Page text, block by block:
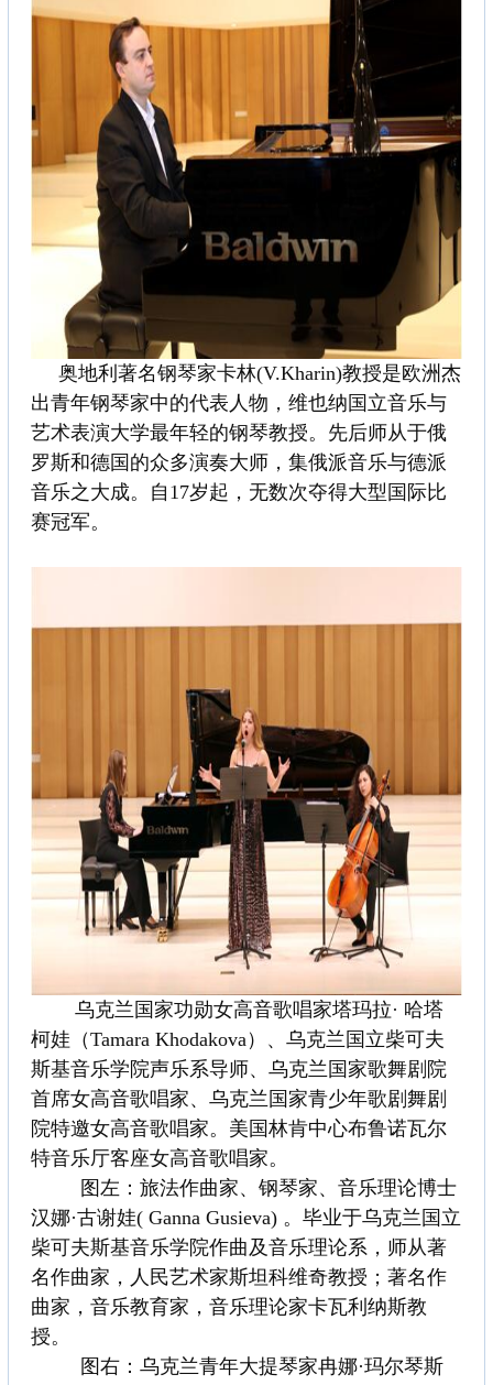
奥地利著名钢琴家卡林(V.Kharin)教授是欧洲杰
出青年钢琴家中的代表人物，维也纳国立音乐与
艺术表演大学最年轻的钢琴教授。先后师从于俄
罗斯和德国的众多演奏大师，集俄派音乐与德派
音乐之大成。自17岁起，无数次夺得大型国际比
赛冠军。
乌克兰国家功勋女高音歌唱家塔玛拉· 哈塔
柯娃（Tamara Khodakova）、乌克兰国立柴可夫
斯基音乐学院声乐系导师、乌克兰国家歌舞剧院
首席女高音歌唱家、乌克兰国家青少年歌剧舞剧
院特邀女高音歌唱家。美国林肯中心布鲁诺瓦尔
特音乐厅客座女高音歌唱家。
图左：旅法作曲家、钢琴家、音乐理论博士
汉娜·古谢娃( Ganna Gusieva) 。毕业于乌克兰国立
柴可夫斯基音乐学院作曲及音乐理论系，师从著
名作曲家，人民艺术家斯坦科维奇教授；著名作
曲家，音乐教育家，音乐理论家卡瓦利纳斯教
授。
图右：乌克兰青年大提琴家冉娜·玛尔琴斯